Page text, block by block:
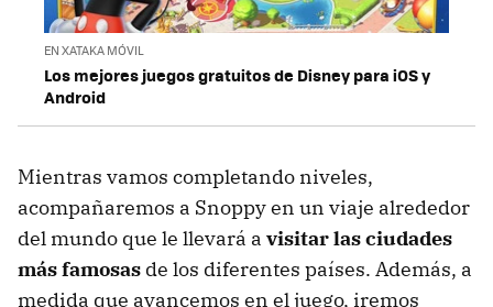
EN XATAKA MÓVIL
Los mejores juegos gratuitos de Disney para iOS y
Android
Mientras vamos completando niveles,
acompañaremos a Snoppy en un viaje alrededor
del mundo que le llevará a visitar las ciudades
más famosas de los diferentes países. Además, a
medida que avancemos en el juego, iremos